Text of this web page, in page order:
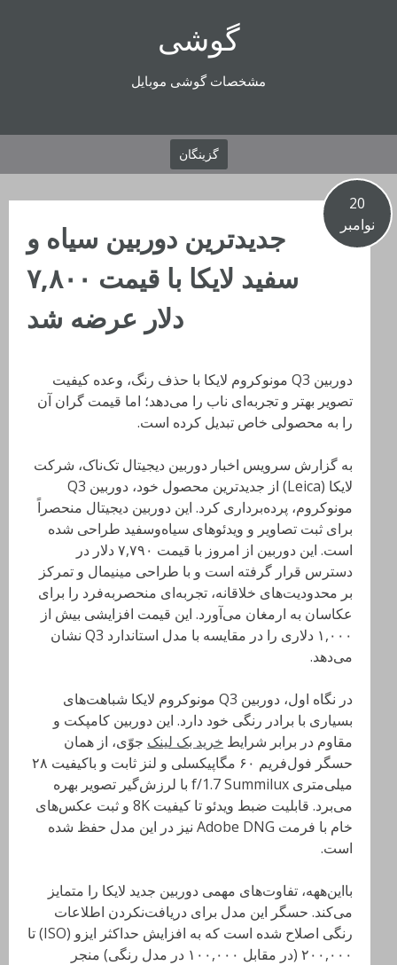
گوشی
مشخصات گوشی موبایل
گزینگان
20
نوامبر
جدیدترین دوربین سیاه و
سفید لایکا با قیمت ۷,۸۰۰
دلار عرضه شد
دوربین Q3 مونوکروم لایکا با حذف رنگ، وعده کیفیت
تصویر بهتر و تجربه‌ای ناب را می‌دهد؛ اما قیمت گران آن
را به محصولی خاص تبدیل کرده است.
به گزارش سرویس اخبار دوربین دیجیتال تک‌ناک، شرکت
لایکا (Leica) از جدیدترین محصول خود، دوربین Q3
مونوکروم، پرده‌برداری کرد. این دوربین دیجیتال منحصراً
برای ثبت تصاویر و ویدئوهای سیاه‌وسفید طراحی شده
است. این دوربین از امروز با قیمت ۷,۷۹۰ دلار در
دسترس قرار گرفته است و با طراحی مینیمال و تمرکز
بر محدودیت‌های خلاقانه، تجربه‌ای منحصربه‌فرد را برای
عکاسان به ارمغان می‌آورد. این قیمت افزایشی بیش از
۱,۰۰۰ دلاری را در مقایسه با مدل استاندارد Q3 نشان
می‌دهد.
در نگاه اول، دوربین Q3 مونوکروم لایکا شباهت‌های
بسیاری با برادر رنگی خود دارد. این دوربین کامپکت و
مقاوم در برابر شرایط خرید بک لینک جوّی، از همان
حسگر فول‌فریم ۶۰ مگاپیکسلی و لنز ثابت و باکیفیت ۲۸
میلی‌متری f/1.7 Summilux با لرزش‌گیر تصویر بهره
می‌برد. قابلیت ضبط ویدئو تا کیفیت 8K و ثبت عکس‌های
خام با فرمت Adobe DNG نیز در این مدل حفظ شده
است.
بااین‌ههه، تفاوت‌های مهمی دوربین جدید لایکا را متمایز
می‌کند. حسگر این مدل برای دریافت‌نکردن اطلاعات
رنگی اصلاح شده است که به افزایش حداکثر ایزو (ISO) تا
۲۰۰,۰۰۰ (در مقابل ۱۰۰,۰۰۰ در مدل رنگی) منجر